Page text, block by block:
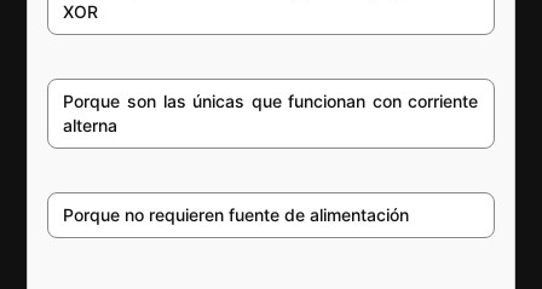
XOR
Porque son las únicas que funcionan con corriente
alterna
Porque no requieren fuente de alimentación